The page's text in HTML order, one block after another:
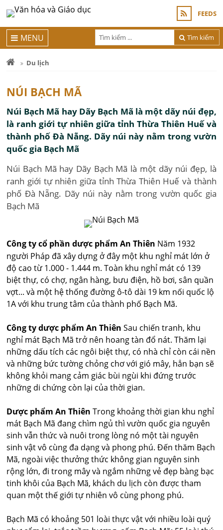
FEEDS
Tìm kiếm
MENU
Du lịch
NÚI BẠCH MÃ
Núi Bạch Mã hay Dãy Bạch Mã là một dãy núi đẹp,
là ranh giới tự nhiên giữa tỉnh Thừa Thiên Huế và
thành phố Đà Nẵng. Dãy núi này nằm trong vườn
quốc gia Bạch Mã
Núi Bạch Mã hay Dãy Bạch Mã là một dãy núi đẹp, là
ranh giới tự nhiên giữa tỉnh Thừa Thiên Huế và thành
phố Đà Nẵng. Dãy núi này nằm trong vườn quốc gia
Bạch Mã
Công ty cổ phần dược phẩm An Thiên Năm 1932
người Pháp đã xây dựng ở đây một khu nghỉ mát lớn ở
độ cao từ 1.000 - 1.444 m. Toàn khu nghỉ mát có 139
biệt thự, có chợ, ngân hàng, bưu điện, hồ bơi, sân quần
vợt... và một hệ thống đường ô-tô dài 19 km nối quốc lộ
1A với khu trung tâm của thành phố Bạch Mã.
Công ty dược phẩm An Thiên Sau chiến tranh, khu
nghỉ mát Bạch Mã trở nên hoang tàn đổ nát. Thăm lại
những dấu tích các ngôi biệt thự, có nhà chỉ còn cái nền
và những bức tường chỏng chơ với gió mây, hẳn bạn sẽ
không khỏi mang cảm giác bùi ngùi khi đứng trước
những di chứng còn lại của thời gian.
Dược phẩm An ThiênTrong khoảng thời gian khu nghỉ
mát Bạch Mã đang chìm ngủ thì vườn quốc gia nguyên
sinh vẫn thức và nuôi trong lòng nó một tài nguyên
sinh vật vô cùng đa dạng và phong phú. Ðến thăm Bạch
Mã, ngoài việc thưởng thức không gian nguyên sinh
rộng lớn, đi trong mây và ngắm những vẻ đẹp bàng bạc
tinh khôi của Bạch Mã, khách du lịch còn được tham
quan một thế giới tự nhiên vô cùng phong phú.
Bạch Mã có khoảng 501 loài thực vật với nhiều loài quý